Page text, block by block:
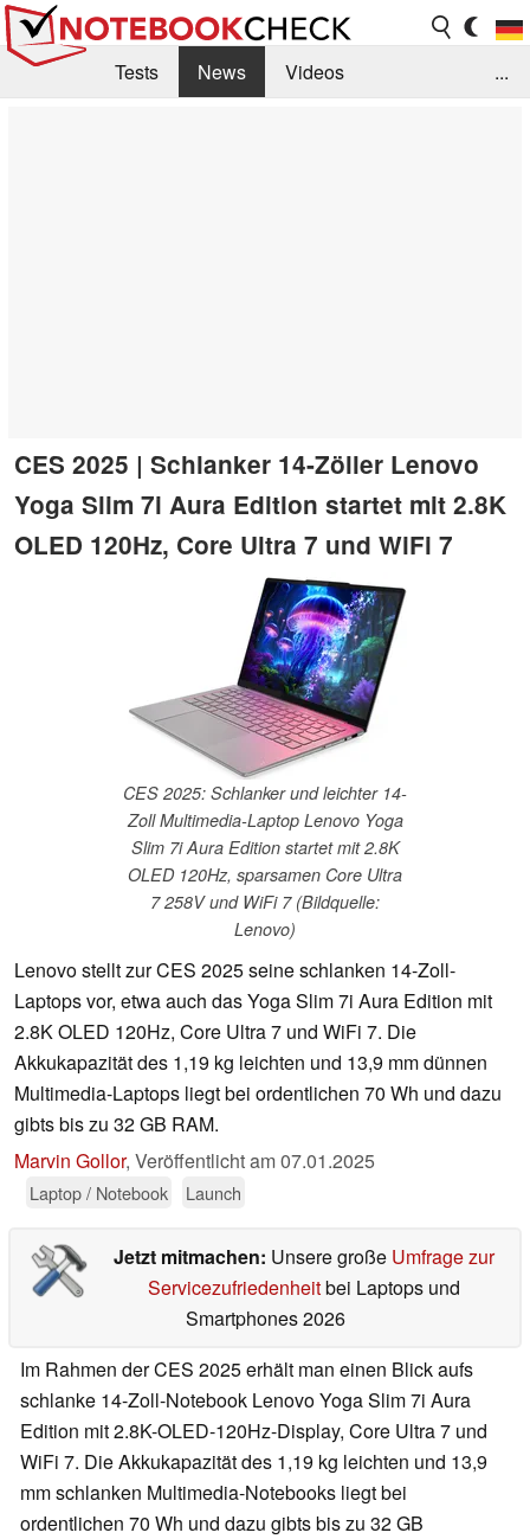
Tests News
Videos
...
CES 2025 | Schlanker 14-Zöller Lenovo
Yoga Slim 7i Aura Edition startet mit 2.8K
OLED 120Hz, Core Ultra 7 und WiFi 7
CES 2025: Schlanker und leichter 14-
Zoll Multimedia-Laptop Lenovo Yoga
Slim 7i Aura Edition startet mit 2.8K
OLED 120Hz, sparsamen Core Ultra
7 258V und WiFi 7 (Bildquelle:
Lenovo)
Lenovo stellt zur CES 2025 seine schlanken 14-Zoll-
Laptops vor, etwa auch das Yoga Slim 7i Aura Edition mit
2.8K OLED 120Hz, Core Ultra 7 und WiFi 7. Die
Akkukapazität des 1,19 kg leichten und 13,9 mm dünnen
Multimedia-Laptops liegt bei ordentlichen 70 Wh und dazu
gibts bis zu 32 GB RAM.
Marvin Gollor, Veröffentlicht am07.01.2025
Laptop / Notebook Launch
Jetzt mitmachen: Unsere große Umfrage zur
Servicezufriedenheitbei Laptops und
Smartphones 2026
Im Rahmen der CES 2025 erhält man einen Blick aufs
schlanke 14-Zoll-Notebook Lenovo Yoga Slim 7i Aura
Edition mit 2.8K-OLED-120Hz-Display, Core Ultra 7 und
WiFi 7. Die Akkukapazität des 1,19 kg leichten und 13,9
mm schlanken Multimedia-Notebooks liegt bei
ordentlichen 70 Wh und dazu gibts bis zu 32 GB